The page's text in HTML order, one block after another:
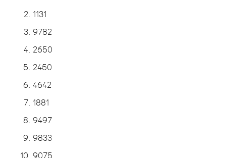
1131
9782
2650
2450
4642
1881
9497
9833
9075